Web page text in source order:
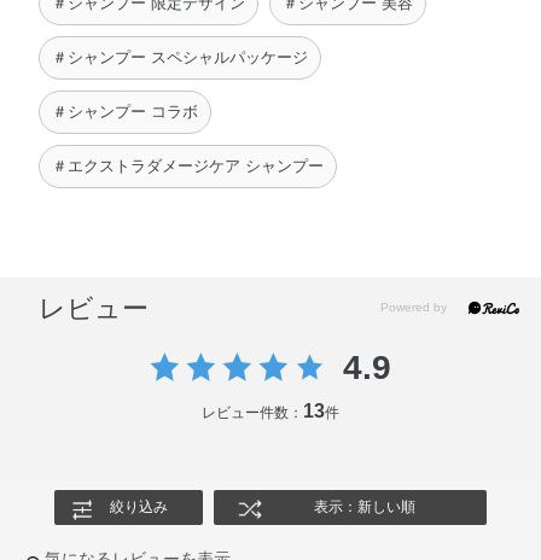
リシンNa・ステアリン酸グリセリル・ラウレス－23・ラウ
レス－4・ラウレス硫酸Na・水添パーム油・水添ポリイソ
ブテン・水添ヤシ油・フェノキシエタノール・安息香酸
Na・香料
◆ジュレーム レイヤード ヘアシャイン ブースターオイル
＃シャンプー スペシャルパッケージ
＃シャンプー コラボ
＃エクストラダメージケア シャンプー
レビュー
4.9
レビュー件数： 13件
絞り込み 表示：新しい順